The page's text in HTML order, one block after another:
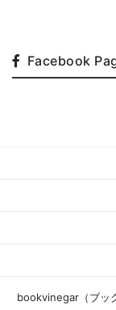
Facebook
bookvinegar（ブッ